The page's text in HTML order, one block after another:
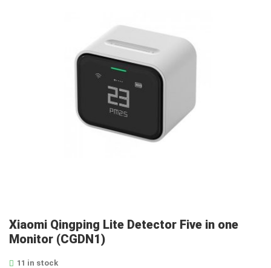
Xiaomi Qingping Lite Detector Five in one
Monitor (CGDN1)
11 in stock